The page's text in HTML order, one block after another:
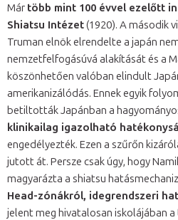
Már több mint 100 évvel ezelőtt
Shiatsu Intézet(1920). A második
Truman elnök elrendelte a japán
nemzetfelfogásúvá alakítását és a
köszönhetően valóban elindult
amerikanizálódás. Ennek egyik
betiltották Japánban a
klinikailag igazolható
engedélyezték. Ezen a szűrőn
jutott át. Persze csak úgy, hogy
magyarázta a shiatsu
Head-zónákról, idegrendszeri
jelent meg hivatalosan iskolájában